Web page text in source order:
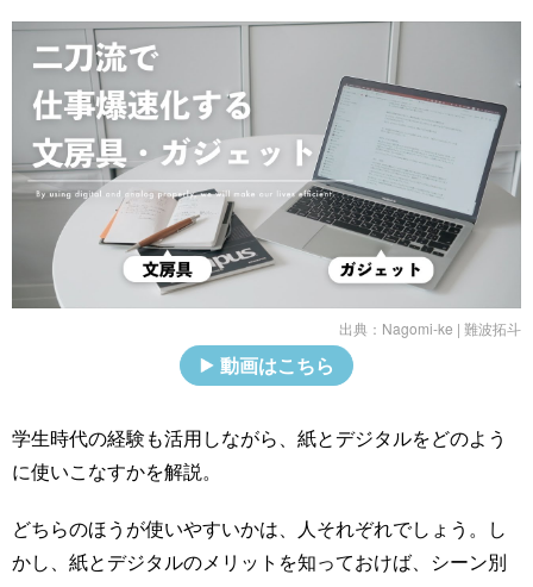
出典： Nagomi-ke | 難波拓斗
動画はこちら
学生時代の経験も活用しながら、紙とデジタルをどのよう
に使いこなすかを解説。
どちらのほうが使いやすいかは、人それぞれでしょう。し
かし、紙とデジタルのメリットを知っておけば、シーン別